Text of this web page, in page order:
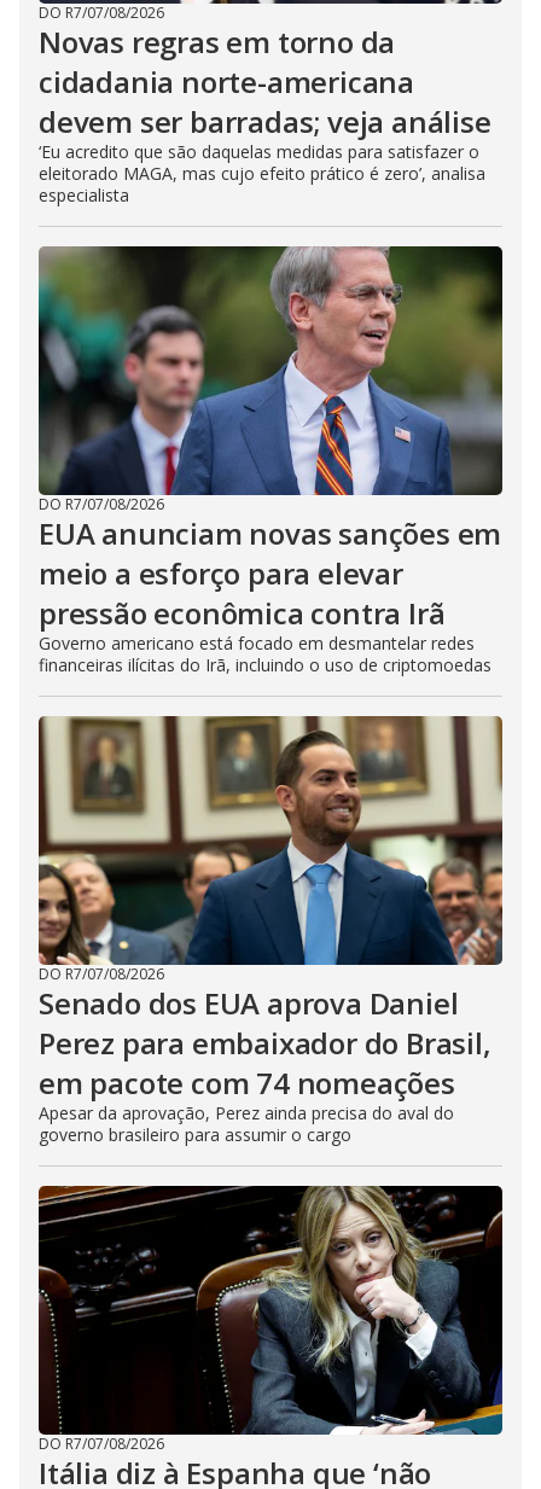
DO R7/07/08/2026
Novas regras em torno da
cidadania norte-americana
devem ser barradas; veja análise
‘Eu acredito que são daquelas medidas para satisfazer o
eleitorado MAGA, mas cujo efeito prático é zero’, analisa
especialista
DO R7/07/08/2026
EUA anunciam novas sanções em
meio a esforço para elevar
pressão econômica contra Irã
Governo americano está focado em desmantelar redes
financeiras ilícitas do Irã, incluindo o uso de criptomoedas
DO R7/07/08/2026
Senado dos EUA aprova Daniel
Perez para embaixador do Brasil,
em pacote com 74 nomeações
Apesar da aprovação, Perez ainda precisa do aval do
governo brasileiro para assumir o cargo
DO R7/07/08/2026
Itália diz à Espanha que ‘não